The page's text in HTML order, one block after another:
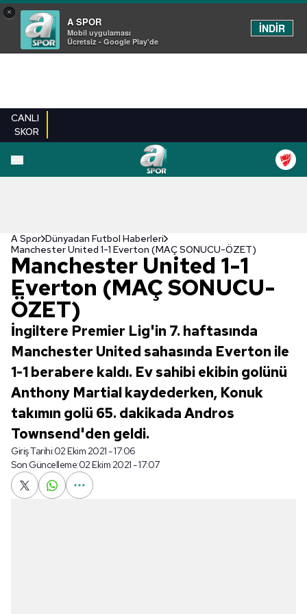
×
A SPOR
Mobil uygulaması
Ücretsiz - Google Play'de
İNDİR
CANLI
SKOR
A Spor Dünyadan Futbol Haberleri
Manchester United 1-1 Everton (MAÇ SONUCU-ÖZET)
Manchester United 1-1
Everton (MAÇ SONUCU-
ÖZET)
İngiltere Premier Lig'in 7. haftasında
Manchester United sahasında Everton ile
1-1 berabere kaldı. Ev sahibi ekibin golünü
Anthony Martial kaydederken, Konuk
takımın golü 65. dakikada Andros
Townsend'den geldi.
Giriş Tarihi:02 Ekim 2021 - 17:06
Son Güncelleme:02 Ekim 2021 - 17:07